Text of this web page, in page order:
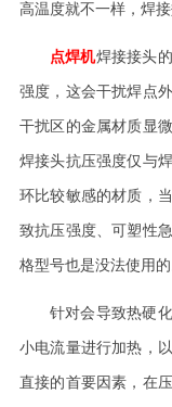
高温度就不一样，焊接
点焊机焊接接头
强度，这会干扰焊点
干扰区的金属材质显
焊接头抗压强度仅与
环比较敏感的材质，
致抗压强度、可塑性
格型号也是没法使用的
针对会导致热硬
小电流量进行加热，
直接的首要因素，在